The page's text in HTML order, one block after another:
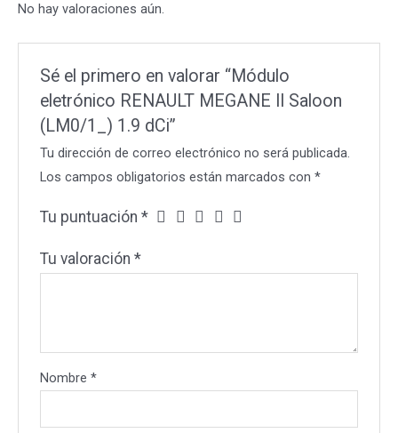
dCi
cantidad
No hay valoraciones aún.
Sé el primero en valorar “Módulo
eletrónico RENAULT MEGANE II Saloon
(LM0/1_) 1.9 dCi”
Tu dirección de correo electrónico no será publicada.
Los campos obligatorios están marcados con*
Tu puntuación*
Tu valoración*
Nombre*